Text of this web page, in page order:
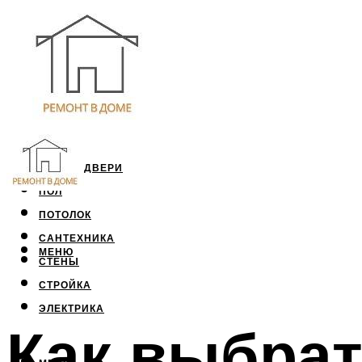
ОКНА И ДВЕРИ
ПОЛ
ПОТОЛОК
САНТЕХНИКА
СТЕНЫ
СТРОЙКА
ЭЛЕКТРИКА
МЕНЮ